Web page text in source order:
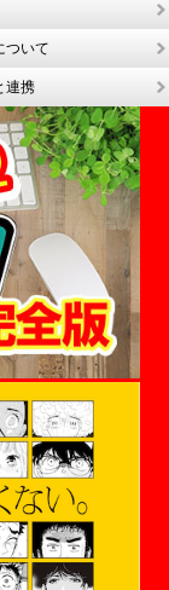
ついて
連携